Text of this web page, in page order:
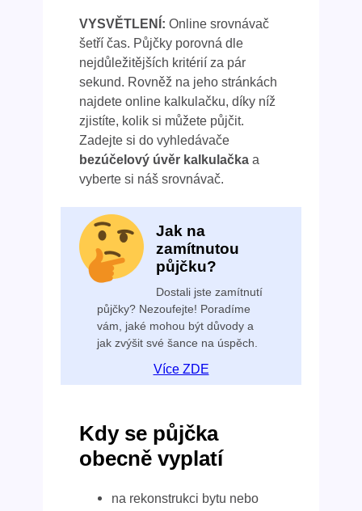
VYSVĚTLENÍ: Online srovnávač
šetří čas. Půjčky porovná dle
nejdůležitějších kritérií za pár
sekund. Rovněž na jeho stránkách
najdete online kalkulačku, díky níž
zjistíte, kolik si můžete půjčit.
Zadejte si do vyhledávače
bezúčelový úvěr kalkulačkaa
vyberte si náš srovnávač.
Jak na
zamítnutou
půjčku?
Dostali jste zamítnutí
půjčky? Nezoufejte! Poradíme
vám, jaké mohou být důvody a
jak zvýšit své šance na úspěch.
Více ZDE
Kdy se půjčka
obecně vyplatí
na rekonstrukci bytu nebo